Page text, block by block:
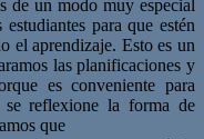
de un modo muy especial
para que estén
el aprendizaje. Esto es un
las planificaciones y
es conveniente para
se reflexione la forma de
que